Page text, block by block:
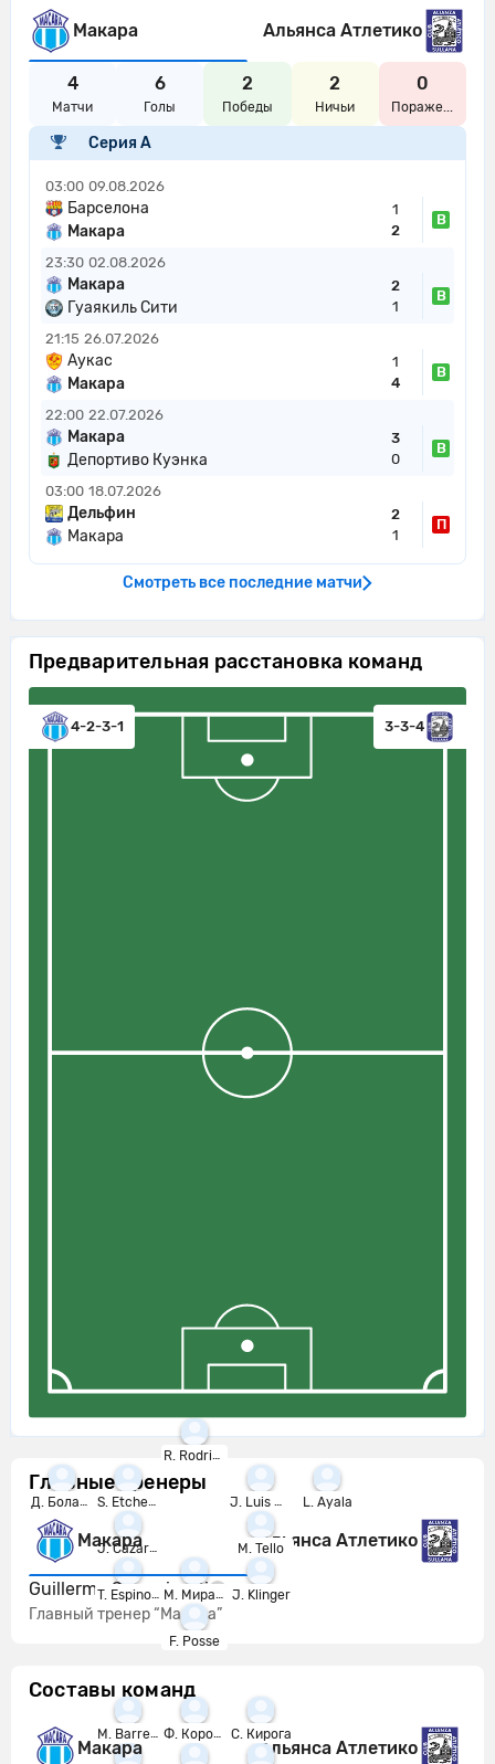
Макара Альянса Атлетико
4
Матчи
6
Голы
2
Победы
2
Ничьи
0
Пораже...
Серия А
03:00 09.08.2026
Барселона
Макара
1
2
В
23:30 02.08.2026
Макара
Гуаякиль Сити
2
1
В
21:15 26.07.2026
Аукас
Макара
1
4
В
22:00 22.07.2026
Макара
Депортиво Куэнка
3
0
В
03:00 18.07.2026
Дельфин
Макара
2
1
П
Смотреть все последние матчи
Предварительная расстановка команд
4-2-3-1 3-3-4
R. Rodriguez
Д. Боланьос S. Etchebarne J. Luis Marrufo L. Ayala
J. Cazares M. Tello
T. Espinoza М. Миранда J. Klinger
F. Posse
M. Barreda Ф. Коронел С. Кирога
Главные тренеры
Макара Альянса Атлетико
Guillermo Sanguinetti
Главный тренер “Макара”
Составы команд
Макара Альянса Атлетико